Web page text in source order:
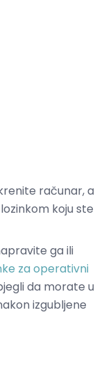
računar, a
koju ste
ga ili
za operativni
da morate u
izgubljene